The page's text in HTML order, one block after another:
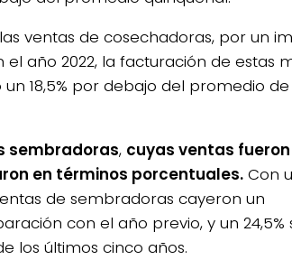
ventas de cosechadoras, por un
el año 2022, la facturación de estas
un 18,5% por debajo del promedio de
sembradoras, cuyas ventas
en términos porcentuales. Con
de sembradoras cayeron un
con el año previo, y un 24,5%
los últimos cinco años.